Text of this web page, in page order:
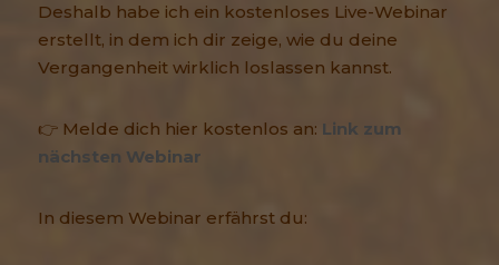
Deshalb habe ich ein kostenloses Live-Webinar
erstellt, in dem ich dir zeige, wie du deine
Vergangenheit wirklich loslassen kannst.
👉 Melde dich hier kostenlos an: Link zum
nächsten Webinar
In diesem Webinar erfährst du: